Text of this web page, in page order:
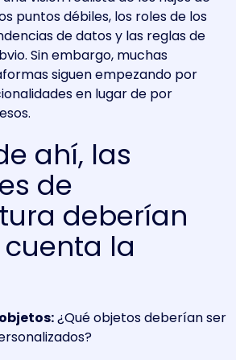
puntos débiles, los roles de los
de datos y las reglas de
Sin embargo, muchas
siguen empezando por
en lugar de por
ahí, las
de
deberían
la
¿Qué objetos deberían ser